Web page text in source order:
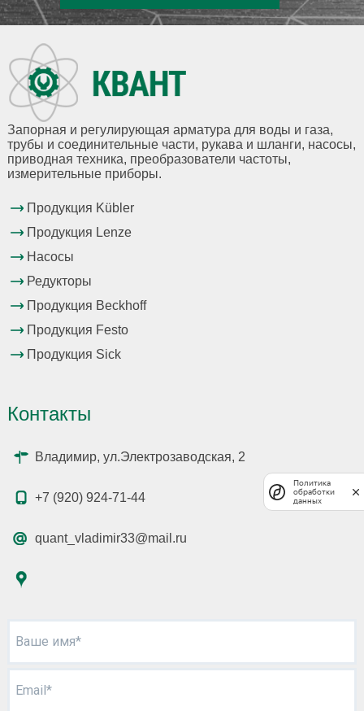
Запорная и регулирующая арматура для воды и газа,
трубы и соединительные части, рукава и шланги, насосы,
приводная техника, преобразователи частоты,
измерительные приборы.
Продукция Kübler
Продукция Lenze
Насосы
Редукторы
Продукция Beckhoff
Продукция Festo
Продукция Sick
Контакты
Владимир, ул.Электрозаводская, 2
+7 (920) 924-71-44
quant_vladimir33@mail.ru
Ваше имя*
Email*
Политика
обработки
данных